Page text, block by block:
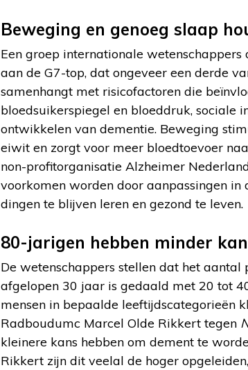
Beweging en genoeg slaap
Een groep internationale
aan de G7-top, dat ongeveer een derde
samenhangt met risicofactoren die
bloedsuikerspiegel en bloeddruk, sociale
ontwikkelen van dementie. Beweging
eiwit en zorgt voor meer bloedtoevoer
non-profitorganisatie Alzheimer
voorkomen worden door aanpassingen
dingen te blijven leren en gezond te leven.
80-jarigen hebben minder
De wetenschappers stellen dat het
afgelopen 30 jaar is gedaald met 20 tot
mensen in bepaalde leeftijdscategorieën
Radboudumc Marcel Olde Rikkert tegen
kleinere kans hebben om dement te
Rikkert zijn dit veelal de hoger